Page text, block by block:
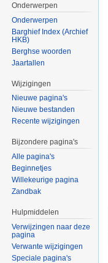
Onderwerpen
Onderwerpen
Barghief Index (Archief
HKB)
Berghse woorden
Jaartallen
Wijzigingen
Nieuwe pagina's
Nieuwe bestanden
Recente wijzigingen
Bijzondere pagina's
Alle pagina's
Beginnetjes
Willekeurige pagina
Zandbak
Hulpmiddelen
Verwijzingen naar deze
pagina
Verwante wijzigingen
Speciale pagina's